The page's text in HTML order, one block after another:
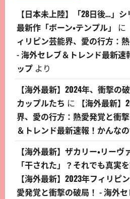
【日本未上陸】「28日後…」
最新作「ボーン・テンプル」
に
ィリピン芸能界、愛の行方：
- 海外セレブ＆トレンド最新速
ップ より
【海外最新】2024年、衝撃の
カップルたち に
【海外最新
界、愛の行方：熱愛発覚と衝
＆トレンド最新速報！かんな
【海外最新】ザカリー・リー
「干された」？それでも真実
【海外最新】2023年フィリピ
愛発覚と衝撃の破局！ - 海外